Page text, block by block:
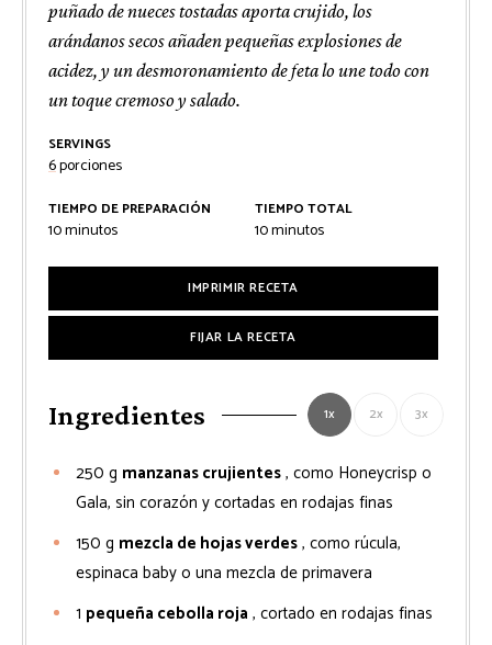
puñado de nueces tostadas aporta crujido, los
arándanos secos añaden pequeñas explosiones de
acidez, y un desmoronamiento de feta lo une todo con
un toque cremoso y salado.
SERVINGS
6porciones
TIEMPO DE PREPARACIÓN
10minutos
minutos
TIEMPO TOTAL
10minutos
minutos
IMPRIMIR RECETA
FIJAR LA RECETA
Ingredientes 1x 2x 3x
250 g manzanas crujientes, como Honeycrisp o
Gala, sin corazón y cortadas en rodajas finas
150 g mezcla de hojas verdes, como rúcula,
espinaca baby o una mezcla de primavera
1 pequeña cebolla roja , cortado en rodajas finas